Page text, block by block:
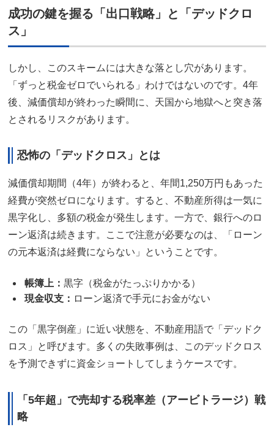
成功の鍵を握る「出口戦略」と「デッドクロ
ス」
しかし、このスキームには大きな落とし穴があります。
「ずっと税金ゼロでいられる」わけではないのです。4年
後、減価償却が終わった瞬間に、天国から地獄へと突き落
とされるリスクがあります。
恐怖の「デッドクロス」とは
減価償却期間（4年）が終わると、年間1,250万円もあった
経費が突然ゼロになります。すると、不動産所得は一気に
黒字化し、多額の税金が発生します。一方で、銀行へのロ
ーン返済は続きます。ここで注意が必要なのは、「ローン
の元本返済は経費にならない」ということです。
帳簿上： 黒字（税金がたっぷりかかる）
現金収支： ローン返済で手元にお金がない
この「黒字倒産」に近い状態を、不動産用語で「デッドク
ロス」と呼びます。多くの失敗事例は、このデッドクロス
を予測できずに資金ショートしてしまうケースです。
「5年超」で売却する税率差（アービトラージ）戦
略